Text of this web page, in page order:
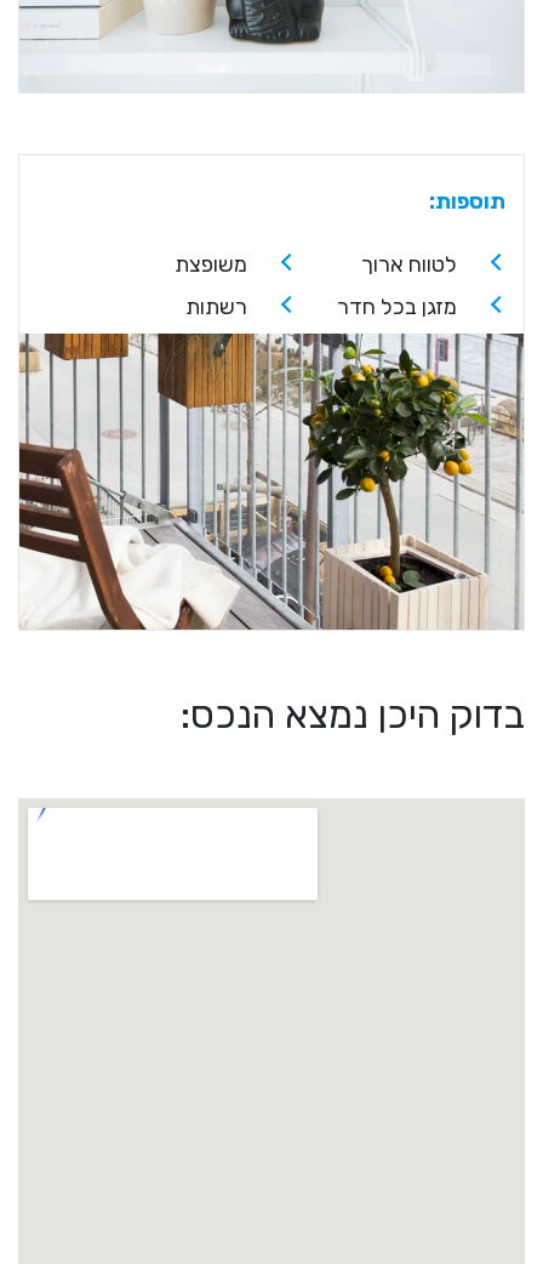
תוספות:
לטווח ארוך
משופצת
מזגן בכל חדר
רשתות
בדוק היכן נמצא הנכס: